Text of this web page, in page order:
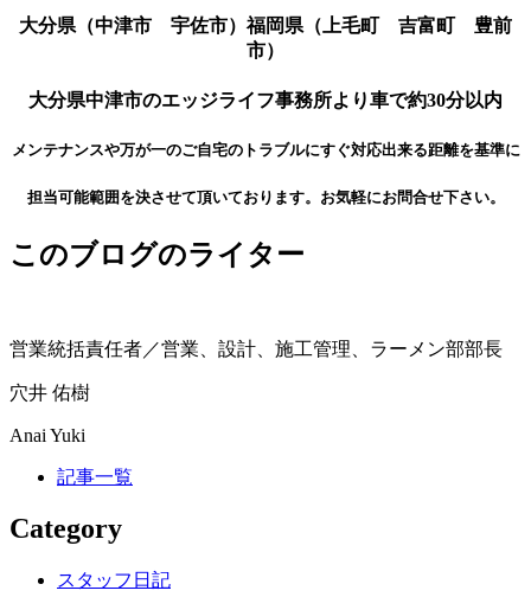
大分県（中津市 宇佐市）福岡県（上毛町 吉富町 豊前
市）
大分県中津市のエッジライフ事務所より車で約30分以内
メンテナンスや万が一のご自宅のトラブルにすぐ対応出来る距離を基準に
担当可能範囲を決させて頂いております。お気軽にお問合せ下さい。
このブログのライター
営業統括責任者／営業、設計、施工管理、ラーメン部部長
穴井 佑樹
Anai Yuki
記事一覧
Category
スタッフ日記